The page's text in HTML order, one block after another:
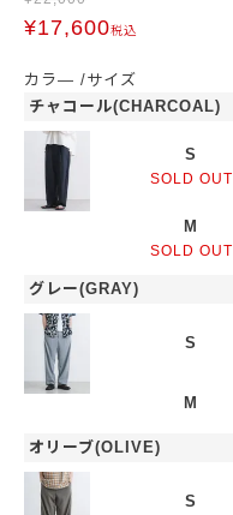
¥17,600税込
カラ―
サイズ
チャコール(CHARCOAL)
S
SOLD OUT
M
SOLD OUT
グレー(GRAY)
S
M
オリーブ(OLIVE)
S